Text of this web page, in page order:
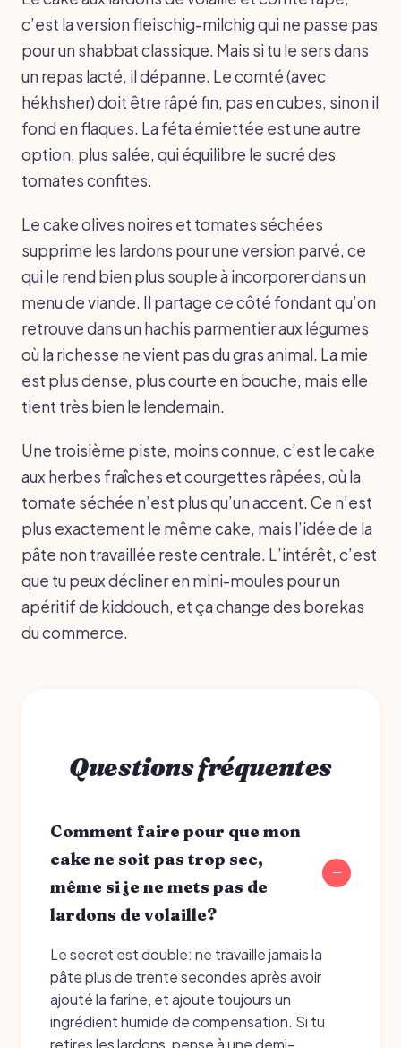
c’est la version fleischig-milchig qui ne passe pas
pour un shabbat classique. Mais si tu le sers dans
un repas lacté, il dépanne. Le comté (avec
hékhsher) doit être râpé fin, pas en cubes, sinon il
fond en flaques. La féta émiettée est une autre
option, plus salée, qui équilibre le sucré des
tomates confites.
Le cake olives noires et tomates séchées
supprime les lardons pour une version parvé, ce
qui le rend bien plus souple à incorporer dans un
menu de viande. Il partage ce côté fondant qu’on
retrouve dans un hachis parmentier aux légumes
où la richesse ne vient pas du gras animal. La mie
est plus dense, plus courte en bouche, mais elle
tient très bien le lendemain.
Une troisième piste, moins connue, c’est le cake
aux herbes fraîches et courgettes râpées, où la
tomate séchée n’est plus qu’un accent. Ce n’est
plus exactement le même cake, mais l’idée de la
pâte non travaillée reste centrale. L’intérêt, c’est
que tu peux décliner en mini-moules pour un
apéritif de kiddouch, et ça change des borekas
du commerce.
Questions fréquentes
Comment faire pour que mon
cake ne soit pas trop sec,
même si je ne mets pas de
lardons de volaille?
Le secret est double: ne travaille jamais la
pâte plus de trente secondes après avoir
ajouté la farine, et ajoute toujours un
ingrédient humide de compensation. Si tu
retires les lardons, pense à une demi-